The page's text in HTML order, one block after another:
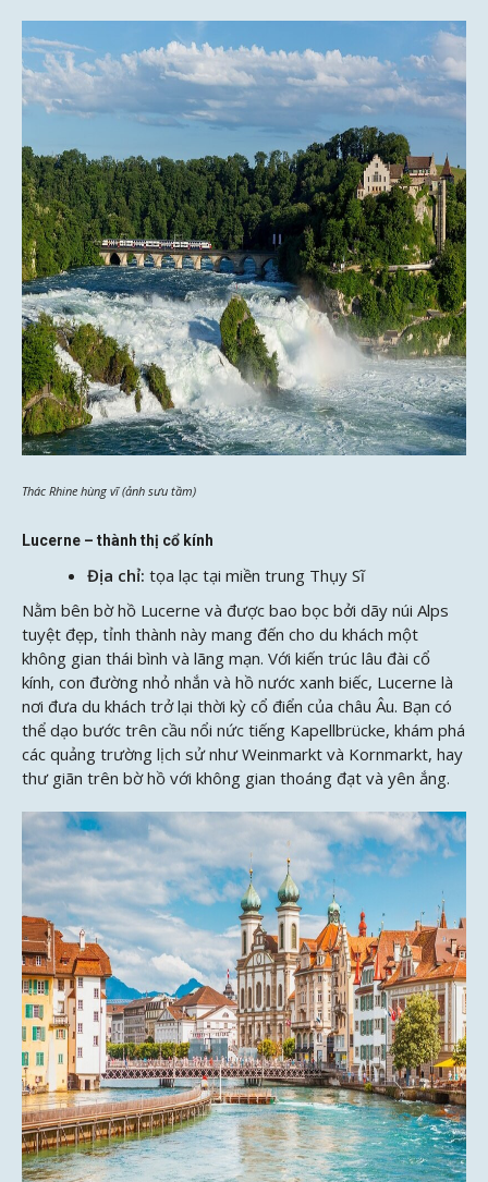
Thác Rhine hùng vĩ (ảnh sưu tầm)
Lucerne – thành thị cổ kính
Địa chỉ: tọa lạc tại miền trung Thụy Sĩ
Nằm bên bờ hồ Lucerne và được bao bọc bởi dãy núi Alps
tuyệt đẹp, tỉnh thành này mang đến cho du khách một
không gian thái bình và lãng mạn. Với kiến trúc lâu đài cổ
kính, con đường nhỏ nhắn và hồ nước xanh biếc, Lucerne là
nơi đưa du khách trở lại thời kỳ cổ điển của châu Âu. Bạn có
thể dạo bước trên cầu nổi nức tiếng Kapellbrücke, khám phá
các quảng trường lịch sử như Weinmarkt và Kornmarkt, hay
thư giãn trên bờ hồ với không gian thoáng đạt và yên ắng.